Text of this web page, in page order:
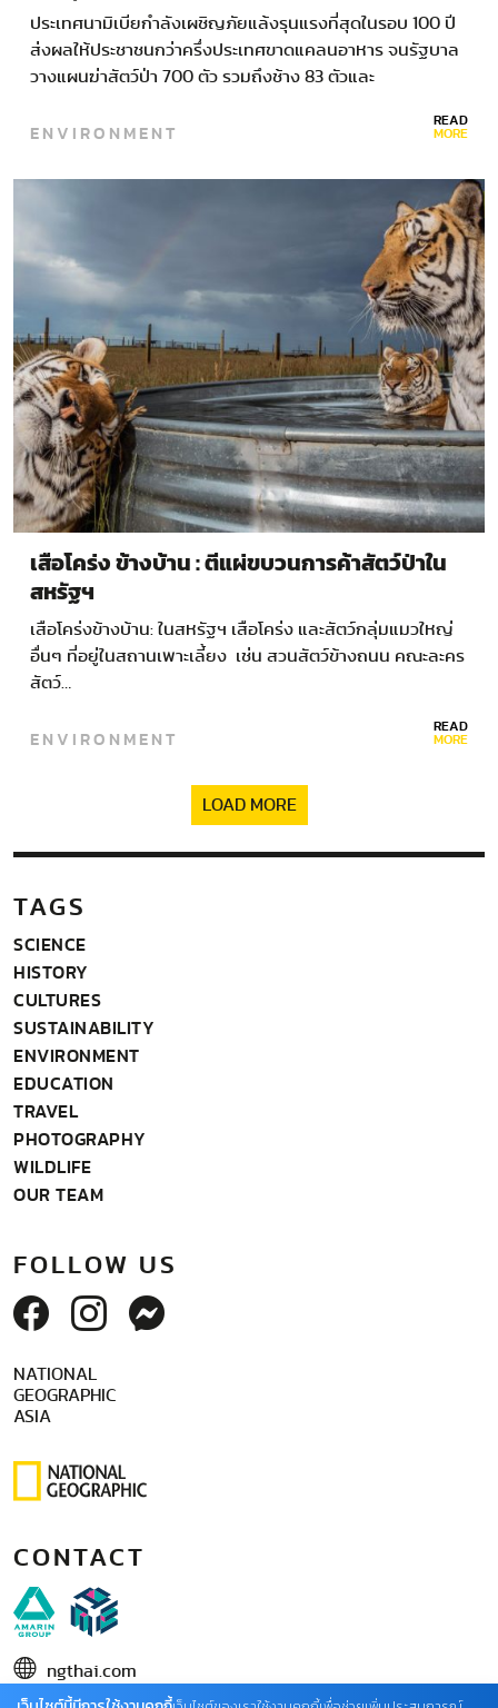
ป่าเพื่อความอยู่รอด
ประเทศนามิเบียกำลังเผชิญภัยแล้งรุนแรงที่สุดในรอบ 100 ปี
ส่งผลให้ประชาชนกว่าครึ่งประเทศขาดแคลนอาหาร จนรัฐบาล
วางแผนฆ่าสัตว์ป่า 700 ตัว รวมถึงช้าง 83 ตัวและ
ประเทศนามิเบียซึ่งตั้งอยู่ทางตอนใต้ของแอฟริกาได้กลายเป็น
แห้งแล้งนี้มาจากปรากฏการณ์เอลนีโญ…
ENVIRONMENT READ
MORE
เสือโคร่ง ข้างบ้าน : ตีแผ่ขบวนการค้าสัตว์ป่าใน
สหรัฐฯ
เสือโคร่งข้างบ้าน: ในสหรัฐฯ เสือโคร่ง และสัตว์กลุ่มแมวใหญ่
อื่นๆ ที่อยู่ในสถานเพาะเลี้ยง เช่น สวนสัตว์ข้างถนน คณะละคร
สัตว์…
ENVIRONMENT READ
MORE
LOAD MORE
TAGS
SCIENCE
HISTORY
CULTURES
SUSTAINABILITY
ENVIRONMENT
EDUCATION
TRAVEL
PHOTOGRAPHY
WILDLIFE
OUR TEAM
FOLLOW US
NATIONAL
GEOGRAPHIC
ASIA
CONTACT
ngthai.com
บริษัท เอเอ็มอี อิมเมจิเนทีฟ จำกัด